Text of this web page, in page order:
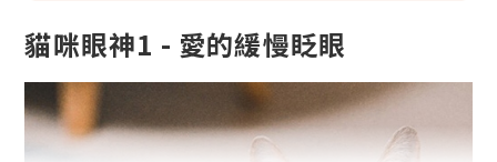
貓咪眼神1 - 愛的緩慢眨眼